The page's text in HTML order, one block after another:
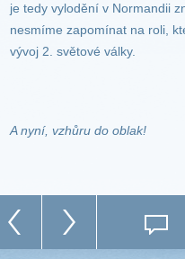
je tedy vylodění v Normandii
nesmíme zapomínat na roli,
vývoj 2. světové války.
A nyní, vzhůru do oblak!